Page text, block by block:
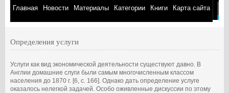
Главная Новости Материалы Категории Книги Карта сайта
Определения услуги
Услуги как вид экономической деятельности существуют давно. В
Англии домашние слуги были самым многочисленным классом
населения до 1870 г. [6, с. 166]. Однако дать определение услуге
оказалось нелегкой задачей. Особо оживленные дискуссии по этому